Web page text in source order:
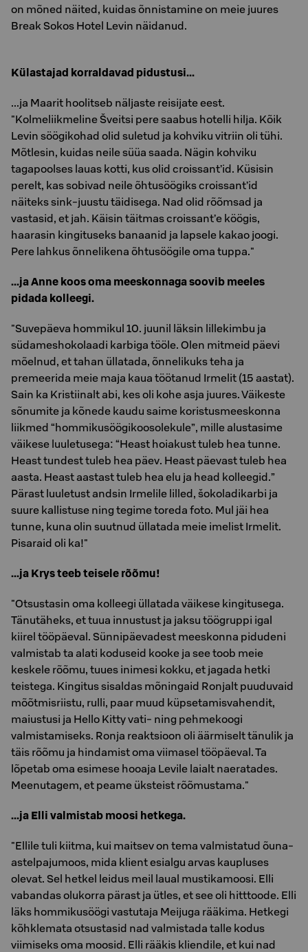
on mõned näited, kuidas õnnistamine on meie juures
Break Sokos Hotel Levin näidanud.
Külastajad korraldavad pidustusi...
...ja Maarit hoolitseb näljaste reisijate eest.
"Kolmeliikmeline Šveitsi pere saabus hotelli hilja. Kõik
Levin söögikohad olid suletud ja kohviku vitriin oli tühi.
Mõtlesin, kuidas neile süüa saada. Nägin kohviku
tagapoolses lauas kotti, kus olid croissant’id. Küsisin
perelt, kas sobivad neile õhtusöögiks croissant’id
näiteks sink-juustu täidisega. Nad olid rõõmsad ja
vastasid, et jah. Käisin täitmas croissant’e köögis,
haarasin kingituseks banaanid ja lapsele kakao joogi.
Pere lahkus õnnelikena õhtusöögile oma tuppa."
...ja Anne koos oma meeskonnaga soovib meeles
pidada kolleegi.
"Suvepäeva hommikul 10. juunil läksin lillekimbu ja
südameshokolaadi karbiga tööle. Olen mitmeid päevi
mõelnud, et tahan üllatada, õnnelikuks teha ja
premeerida meie maja kaua töötanud Irmelit (15 aastat).
Sain ka Kristiinalt abi, kes oli kohe asja juures. Väikeste
sõnumite ja kõnede kaudu saime koristusmeeskonna
liikmed “hommikusöögikoosolekule”, mille alustasime
väikese luuletusega: “Heast hoiakust tuleb hea tunne.
Heast tundest tuleb hea päev. Heast päevast tuleb hea
aasta. Heast aastast tuleb hea elu ja head kolleegid.”
Pärast luuletust andsin Irmelile lilled, šokoladikarbi ja
suure kallistuse ning tegime toreda foto. Mul jäi hea
tunne, kuna olin suutnud üllatada meie imelist Irmelit.
Pisaraid oli ka!"
...ja Krys teeb teisele rõõmu!
"Otsustasin oma kolleegi üllatada väikese kingitusega.
Tänutäheks, et tuua innustust ja jaksu töögruppi igal
kiirel tööpäeval. Sünnipäevadest meeskonna pidudeni
valmistab ta alati koduseid kooke ja see toob meie
keskele rõõmu, tuues inimesi kokku, et jagada hetki
teistega. Kingitus sisaldas mõningaid Ronjalt puuduvaid
mõõtmisriistu, rulli, paar muud küpsetamisvahendit,
maiustusi ja Hello Kitty vati- ning pehmekoogi
valmistamiseks. Ronja reaktsioon oli äärmiselt tänulik ja
täis rõõmu ja hindamist oma viimasel tööpäeval. Ta
lõpetab oma esimese hooaja Levile laialt naeratades.
Meenutagem, et peame üksteist rõõmustama."
...ja Elli valmistab moosi hetkega.
"Ellile tuli kiitma, kui maitsev on tema valmistatud õuna-
astelpajumoos, mida klient esialgu arvas kaupluses
olevat. Sel hetkel leidus meil laual mustikamoosi. Elli
vabandas olukorra pärast ja ütles, et see oli hitttoode. Elli
läks hommikusöögi vastutaja Meijuga rääkima. Hetkegi
kõhklemata otsustasid nad valmistada talle kodus
viimiseks oma moosid. Elli rääkis kliendile, et kui nad